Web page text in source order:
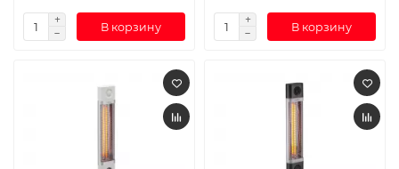
В корзину В корзину